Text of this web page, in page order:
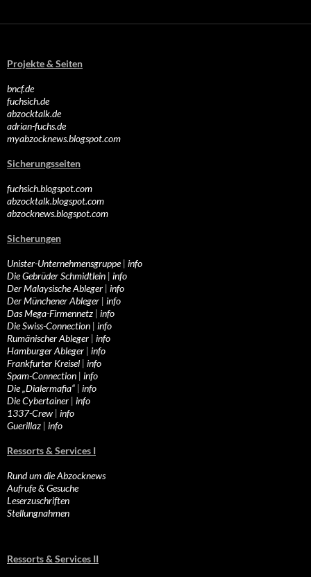
Projekte & Seiten
bncf.de
fuchsich.de
abzocktalk.de
adrian-fuchs.de
myabzocknews.blogspot.com
Sicherungsseiten
fuchsich.blogspot.com
abzocktalk.blogspot.com
abzocknews.blogspot.com
Sicherungen
Unister-Unternehmensgruppe| info
Die Gebrüder Schmidtlein | info
Der Malaysische Ableger | info
Der Münchener Ableger | info
Das Mega-Firmennetz | info
Die Swiss-Connection | info
Rumänischer Ableger | info
Hamburger Ableger | info
Frankfurter Kreisel | info
Spam-Connection | info
Die „Dialermafia“ | info
Die Cybertainer | info
1337-Crew | info
Guerillaz | info
Ressorts & Services I
Rund um die Abzocknews
Aufrufe & Gesuche
Leserzuschriften
Stellungnahmen
Ressorts & Services II